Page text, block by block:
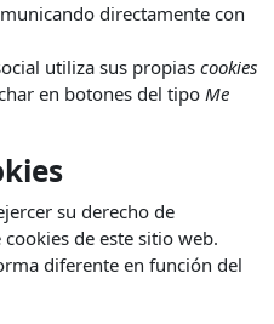
directamente con
utiliza sus propiascookies
en botones del tipo Me
su derecho de
de este sitio web.
diferente en función del